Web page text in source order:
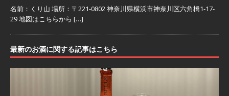
名前：くり山 場所：〒221-0802 神奈川県横浜市神奈川区六角橋1-17-
29 地図はこちらから […]
最新のお酒に関する記事はこちら